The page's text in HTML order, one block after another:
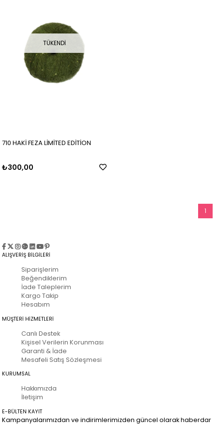
TÜKENDI
710 HAKİ FEZA LİMİTED EDİTİON
₺300,00
1
ALIŞVERİŞ BİLGİLERİ
Siparişlerim
Beğendiklerim
İade Taleplerim
Kargo Takip
Hesabım
MÜŞTERİ HİZMETLERİ
Canlı Destek
Kişisel Verilerin Korunması
Garanti & İade
Mesafeli Satış Sözleşmesi
KURUMSAL
Hakkımızda
İletişim
E-BÜLTEN KAYIT
Kampanyalarımızdan ve indirimlerimizden güncel olarak haberdar